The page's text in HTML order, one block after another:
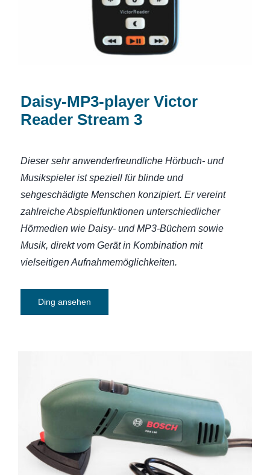
Daisy-MP3-player Victor
Reader Stream 3
Dieser sehr anwenderfreundliche Hörbuch- und
Musikspieler ist speziell für blinde und
sehgeschädigte Menschen konzipiert.Er vereint
zahlreiche Abspielfunktionen unterschiedlicher
Hörmedien wie Daisy- und MP3-Büchern sowie
Musik, direkt vom Gerät in Kombination mit
vielseitigen Aufnahmemöglichkeiten.
Ding ansehen
Deltaschleifer Bosch PDA 180